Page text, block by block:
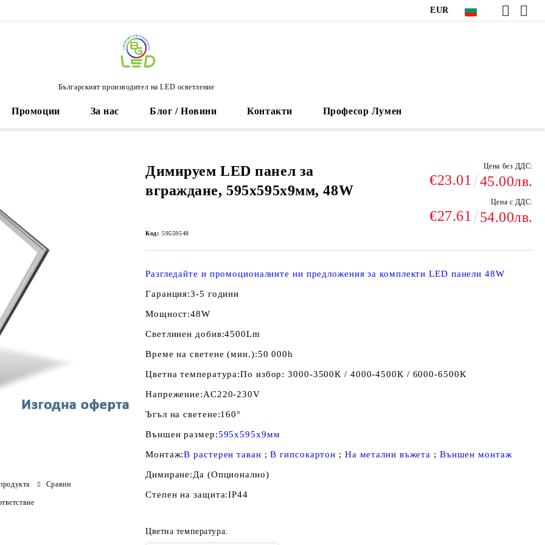
EUR
Българският производител на LED осветление
Промоции За нас Блог / Новини Контакти Професор Лумен
Димируем LED панел за
вграждане, 595х595х9мм, 48W
Цена без ДДС:
€23.01 45.00лв.
Цена с ДДС:
€27.61 54.00лв.
Код: 59559548
Разгледайте и промоционалните ни предложения за комплекти LED панели 48W
Гаранция:3-5 години
Мощност:48W
Светлинен добив:4500Lm
Време на светене (мин.):50 000h
Цветна температура:По избор: 3000-3500К / 4000-4500К / 6000-6500К
Напрежение:AC220-230V
Ъгъл на светене:160°
Външен размер:595x595x9мм
Монтаж:В растерен таван ;В гипсокартон ; На метални въжета ; Външен монтаж
Димиране:Да (Опционално)
Степен на защита:IP44
Цветна температура:
Сравни